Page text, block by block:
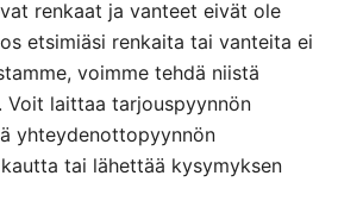
renkaat ja vanteet eivät ole
etsimiäsi renkaita tai vanteita ei
voimme tehdä niistä
Voit laittaa tarjouspyynnön
yhteydenottopyynnön
tai lähettää kysymyksen